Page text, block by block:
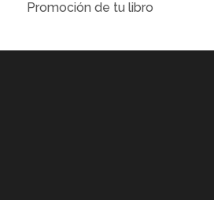
Promoción de tu libro